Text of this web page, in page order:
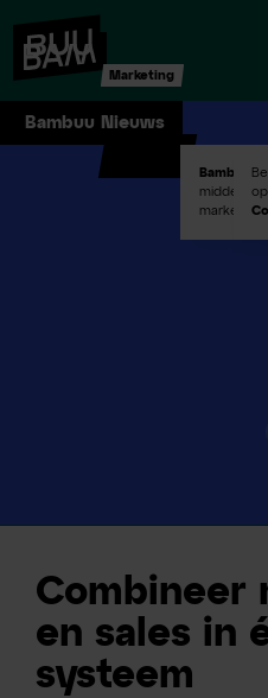
Marketing
Bambuu
Bambuu Nieuws
Combineer
en sales in
systeem